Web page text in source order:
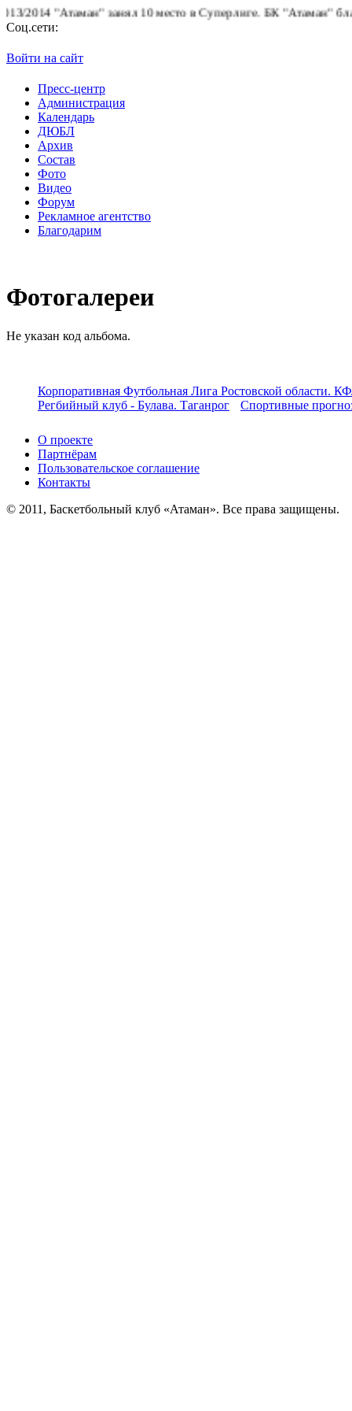
"Атаман" занял 10 место в Суперлиге.БК "Атаман"
Соц.сети:
Войти на сайт
Пресс-центр
Администрация
Календарь
ДЮБЛ
Архив
Состав
Фото
Видео
Форум
Рекламное агентство
Благодарим
Фотогалереи
Не указан код альбома.
Корпоративная Футбольная Лига Ростовской области.
Регбийный клуб - Булава. Таганрог
Спортивные
О проекте
Партнёрам
Пользовательское соглашение
Контакты
© 2011, Баскетбольный клуб «Атаман». Все права защищены.